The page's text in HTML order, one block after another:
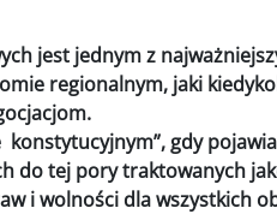
jest jednym z
regionalnym, jaki
konstytucyjnym”, gdy
do tej pory traktowanych
i wolności dla wszystkich